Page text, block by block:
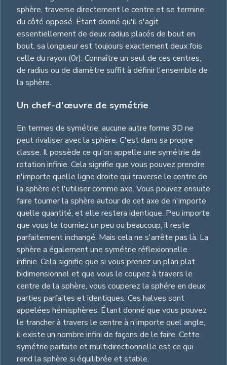
sphère, traverse directement le centre et se termine
du côté opposé. Étant donné qu'il s'agit
essentiellement de deux radius placés de bout en
bout, sa longueur est toujours exactement deux fois
celle du rayon (0r). Connaître un seul de ces centres,
de radius ou de diamètre suffit à définir l'ensemble de
la sphère.
Un chef-d'œuvre de symétrie
En termes de symétrie, aucune autre forme 3D ne
peut rivaliser avec la sphère. C'est dans sa propre
classe. Il possède ce qu'on appelle une symétrie de
rotation infinie. Cela signifie que vous pouvez prendre
n'importe quelle ligne droite qui traverse le centre de
la sphère et l'utiliser comme axe. Vous pouvez ensuite
faire tourner la sphère autour de cet axe de n'importe
quelle quantité, et elle restera identique. Peu importe
que vous le tourniez un peu ou beaucoup; il reste
parfaitement inchangé. Mais cela ne s'arrête pas là. La
sphère a également une symétrie réflexionnelle
infinie. Cela signifie que si vous prenez un plan plat
bidimensionnel et que vous le coupez à travers le
centre de la sphère, vous couperez la sphére en deux
parties parfaites et identiques. Ces halves sont
appelées hémisphères. Étant donné que vous pouvez
le trancher à travers le centre à n'importe quel angle,
il existe un nombre infini de façons de le faire. Cette
symétrie parfaite et multidirectionnelle est ce qui
rend la sphère si équilibrée et stable.